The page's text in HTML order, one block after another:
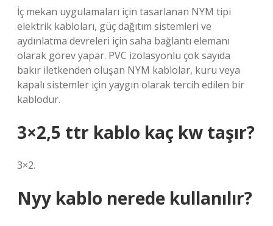
İç mekan uygulamaları için tasarlanan NYM tipi
elektrik kabloları, güç dağıtım sistemleri ve
aydınlatma devreleri için saha bağlantı elemanı
olarak görev yapar. PVC izolasyonlu çok sayıda
bakır iletkenden oluşan NYM kablolar, kuru veya
kapalı sistemler için yaygın olarak tercih edilen bir
kablodur.
3×2,5 ttr kablo kaç kw taşır?
3×2.
Nyy kablo nerede kullanılır?